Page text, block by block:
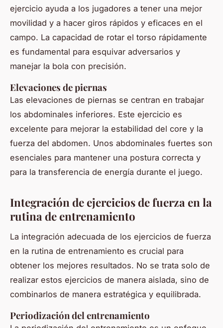
ejercicio ayuda a los jugadores a tener una mejor
movilidad y a hacer giros rápidos y eficaces en el
campo. La capacidad de rotar el torso rápidamente
es fundamental para esquivar adversarios y
manejar la bola con precisión.
Elevaciones de piernas
Las elevaciones de piernas se centran en trabajar
los abdominales inferiores. Este ejercicio es
excelente para mejorar la estabilidad del core y la
fuerza del abdomen. Unos abdominales fuertes son
esenciales para mantener una postura correcta y
para la transferencia de energía durante el juego.
Integración de ejercicios de fuerza en la
rutina de entrenamiento
La integración adecuada de los ejercicios de fuerza
en la rutina de entrenamiento es crucial para
obtener los mejores resultados. No se trata solo de
realizar estos ejercicios de manera aislada, sino de
combinarlos de manera estratégica y equilibrada.
Periodización del entrenamiento